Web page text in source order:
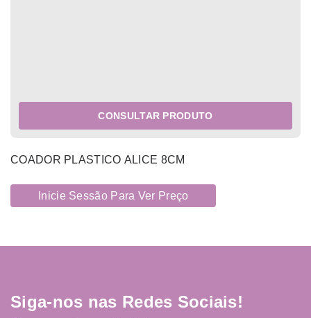
CONSULTAR PRODUTO
COADOR PLASTICO ALICE 8CM
Inicie Sessão Para Ver Preço
Siga-nos nas Redes Sociais!